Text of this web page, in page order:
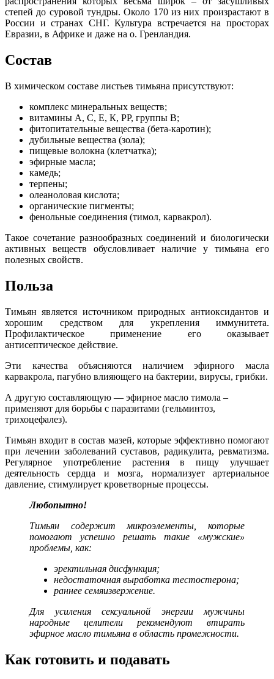
степей до суровой тундры. Около 170 из них произрастают в
России и странах СНГ. Культура встречается на просторах
Евразии, в Африке и даже на о. Гренландия.
Состав
В химическом составе листьев тимьяна присутствуют:
комплекс минеральных веществ;
витамины A, C, Е, К, PP, группы В;
фитопитательные вещества (бета-каротин);
дубильные вещества (зола);
пищевые волокна (клетчатка);
эфирные масла;
камедь;
терпены;
олеаноловая кислота;
органические пигменты;
фенольные соединения (тимол, карвакрол).
Такое сочетание разнообразных соединений и биологически
активных веществ обусловливает наличие у тимьяна его
полезных свойств.
Польза
Тимьян является источником природных антиоксидантов и
хорошим средством для укрепления иммунитета.
Профилактическое применение его оказывает
антисептическое действие.
Эти качества объясняются наличием эфирного масла
карвакрола, пагубно влияющего на бактерии, вирусы, грибки.
А другую составляющую — эфирное масло тимола –
применяют для борьбы с паразитами (гельминтоз,
трихоцефалез).
Тимьян входит в состав мазей, которые эффективно помогают
при лечении заболеваний суставов, радикулита, ревматизма.
Регулярное употребление растения в пищу улучшает
деятельность сердца и мозга, нормализует артериальное
давление, стимулирует кроветворные процессы.
Любопытно!
Тимьян содержит микроэлементы, которые
помогают успешно решать такие «мужские»
проблемы, как:
эректильная дисфункция;
недостаточная выработка тестостерона;
раннее семяизвержение.
Для усиления сексуальной энергии мужчины
народные целители рекомендуют втирать
эфирное масло тимьяна в область промежности.
Как готовить и подавать